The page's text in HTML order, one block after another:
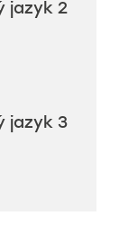
jazyk 2
jazyk 3